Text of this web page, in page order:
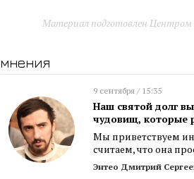
Материал подготовлен Центром
мнения
9 сентября / 15:35
Наш святой долг
чудовищ, которые
Мы приветствуем
считаем, что она
Энтео Дмитрий